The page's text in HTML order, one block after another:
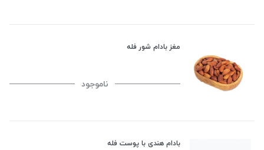
مغز بادام شور فله
ناموجود
بادام هندی با پوست فله